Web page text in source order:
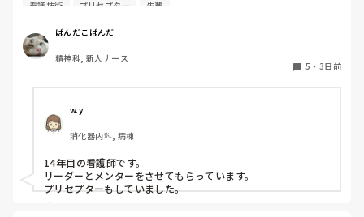
4月に入職してまだ少ししか経っていないのですが、プリセ
プターを変えたいと考えています。ただ、同じ病棟の先輩で
もあるため、なかなか相談することができません。
私はもともと人見知りで、自分から悩みや相談事を人に話す
ことが苦手なタイプです。
プリセプターを変えたいと思った理由は、プリセプターとの
距離感です。
入職してすぐのオリエンテーションや研修でプリセプター制
度について説明は受けていましたが、他病棟の同期はすでに
看護技術 プリセプター 先輩
ぱんだこぱんだ
精神科, 新人ナース
5 ・ 3日前
w.y
消化器内科, 病棟
14年目の看護師です。
リーダーとメンターをさせてもらっています。
プリセプターもしていました。